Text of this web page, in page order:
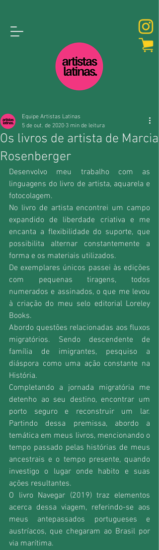
Os livros de artista de Marcia
Rosenberger
Equipe Artistas Latinas
5 de out. de 2020 3 min de leitura
Desenvolvo meu trabalho com as
linguagens do livro de artista, aquarela e
fotocolagem.
No livro de artista encontrei um campo
expandido de liberdade criativa e me
encanta a flexibilidade do suporte, que
possibilita alternar constantemente a
forma e os materiais utilizados.
De exemplares únicos passei às edições
com pequenas tiragens, todos
numerados e assinados, o que me levou
à criação do meu selo editorial Loreley
Books.
Abordo questões relacionadas aos fluxos
migratórios. Sendo descendente de
família de imigrantes, pesquiso a
diáspora como uma ação constante na
História.
Completando a jornada migratória me
detenho ao seu destino, encontrar um
porto seguro e reconstruir um lar.
Partindo dessa premissa, abordo a
temática em meus livros, mencionando o
tempo passado pelas histórias de meus
ancestrais e o tempo presente, quando
investigo o lugar onde habito e suas
ações resultantes.
O livro Navegar (2019) traz elementos
acerca dessa viagem, referindo-se aos
meus antepassados portugueses e
austríacos, que chegaram ao Brasil por
via marítima.